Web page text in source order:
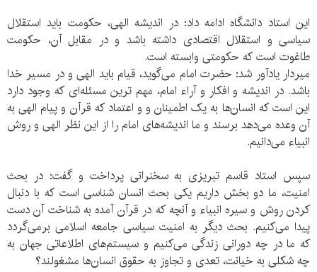
این استاد دانشگاه ادامه داد: در اندیشه الهی، حکومت باید استقلال
سیاسی و استقلال اقتصادی داشته باشد و در مقابل آن، حکومت
طاغوت است که حکومتی وابسته است.
میردار یادآور شد: حضرت امام می‌گوید، قیام باید الهی و در مسیر خدا
باشد. در اندیشه و افکار و آراء امام، مهم ترین مسئله‌ای که وجود دارد
این است که انسان‌ها به یک اطمینان و و اعتماد که قرآن و پیام الهی به
آن وعده می‌دهد برسند و ما اندیشه‌های امام را از این نظر الهی و روش
انبیاء می‌دانیم.
سپس استاد قاسم تبریزی به سخنرانی پرداخت و گفت: در بحث
امنیت، ما دو بخش داریم یکی بحث انسان شناسی است که با دنبال
کردن روش و سیره انبیاء و آنچه که در قرآن آمده به شناخت آن دست
پیدا می‌کنیم. بحث دیگر به امنیت سیاسی جامعه اسلامی برمی‌گردد
که ما در چه دورانی زندگی می‌کنیم و سیستم‌های اطلاعاتی جهان به
چه شکلی به خیانت، تعدی و تجاوز به حقوق انسان‌ها مشغولند؟